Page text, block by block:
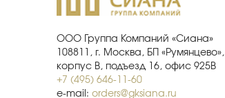
ООО Группа Компаний «Сиана»
108811, г. Москва, БП «Румянцево»,
корпус В, подъезд 16, офис 925В
+7 (495) 646-11-60
e-mail: orders@gksiana.ru